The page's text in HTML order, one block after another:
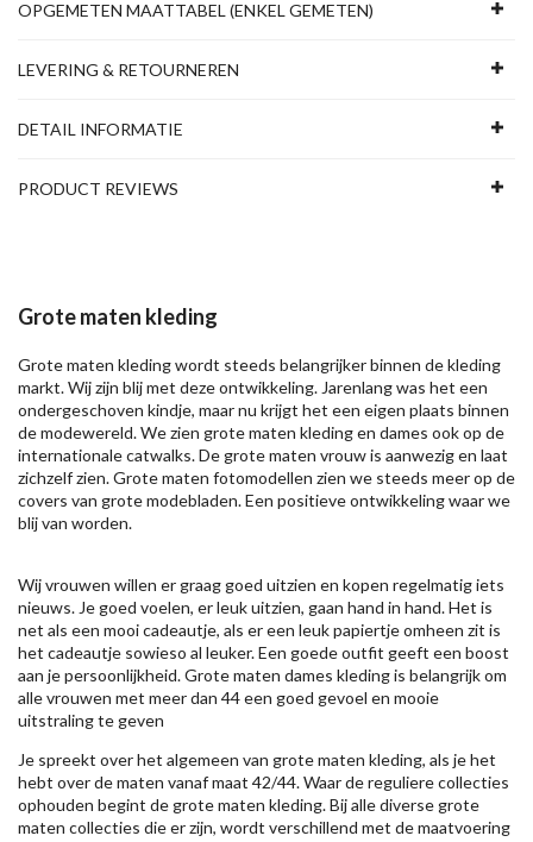
OPGEMETEN MAATTABEL (ENKEL GEMETEN)
LEVERING & RETOURNEREN
DETAIL INFORMATIE
PRODUCT REVIEWS
Grote maten kleding
Grote maten kleding wordt steeds belangrijker binnen de kleding
markt. Wij zijn blij met deze ontwikkeling. Jarenlang was het een
ondergeschoven kindje, maar nu krijgt het een eigen plaats binnen
de modewereld. We zien grote maten kleding en dames ook op de
internationale catwalks. De grote maten vrouw is aanwezig en laat
zichzelf zien. Grote maten fotomodellen zien we steeds meer op de
covers van grote modebladen. Een positieve ontwikkeling waar we
blij van worden.
Wij vrouwen willen er graag goed uitzien en kopen regelmatig iets
nieuws. Je goed voelen, er leuk uitzien, gaan hand in hand. Het is
net als een mooi cadeautje, als er een leuk papiertje omheen zit is
het cadeautje sowieso al leuker. Een goede outfit geeft een boost
aan je persoonlijkheid. Grote maten dames kleding is belangrijk om
alle vrouwen met meer dan 44 een goed gevoel en mooie
uitstraling te geven
Je spreekt over het algemeen van grote maten kleding, als je het
hebt over de maten vanaf maat 42/44. Waar de reguliere collecties
ophouden begint de grote maten kleding. Bij alle diverse grote
maten collecties die er zijn, wordt verschillend met de maatvoering